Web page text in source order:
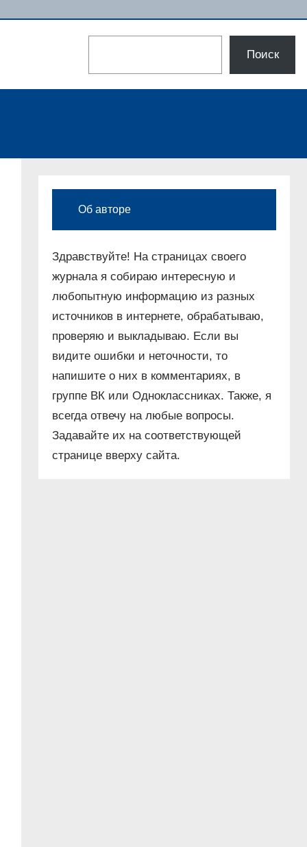
Поиск
Об авторе
Здравствуйте! На страницах своего
журнала я собираю интересную и
любопытную информацию из разных
источников в интернете, обрабатываю,
проверяю и выкладываю. Если вы
видите ошибки и неточности, то
напишите о них в комментариях, в
группе ВК или Одноклассниках. Также, я
всегда отвечу на любые вопросы.
Задавайте их на соответствующей
странице вверху сайта.